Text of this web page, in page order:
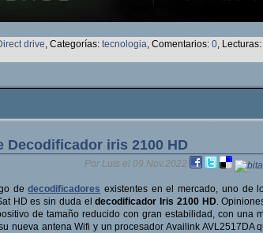
drive, Categorías: tecnologia, Comentarios: 0, Lecturas:
Decodificador iris 2100 HD
Por Luis el 09.Nov.2022
dedecodificadores existentes en el mercado, uno de
HD es sin duda eldecodificador Iris 2100 HD.
de tamaño reducido con gran estabilidad, con una
nueva antena Wifi y un procesador Availink AVL2517DA